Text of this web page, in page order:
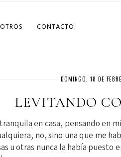
OTROS CONTACTO
DOMINGO, 18 DE
LEVITANDO
en casa, pensando en
no, sino una que me
u otras nunca la había puesto